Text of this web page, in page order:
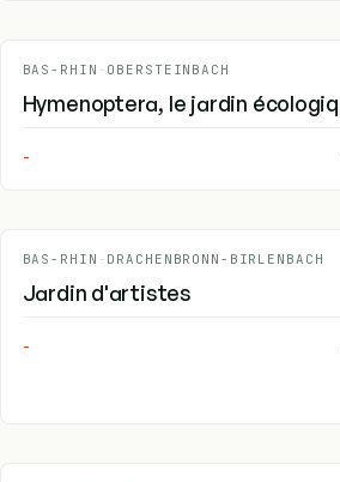
BAS-RHIN - OBERSTEINBACH
Hymenoptera, le jardin
-
BAS-RHIN - DRACHENBRONN-BIRLENBACH
Jardin d'artistes
-